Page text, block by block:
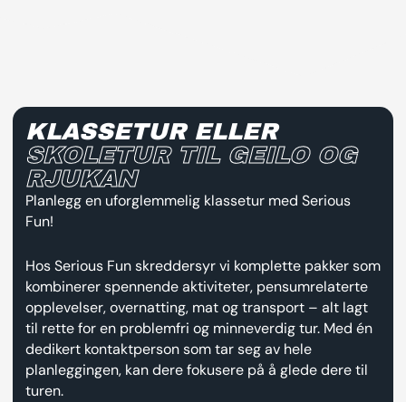
KLASSETUR ELLER
SKOLETUR TIL GEILO OG
RJUKAN
Planlegg en uforglemmelig klassetur med Serious
Fun!
Hos Serious Fun skreddersyr vi komplette pakker som
kombinerer spennende aktiviteter, pensumrelaterte
opplevelser, overnatting, mat og transport – alt lagt
til rette for en problemfri og minneverdig tur. Med én
dedikert kontaktperson som tar seg av hele
planleggingen, kan dere fokusere på å glede dere til
turen.